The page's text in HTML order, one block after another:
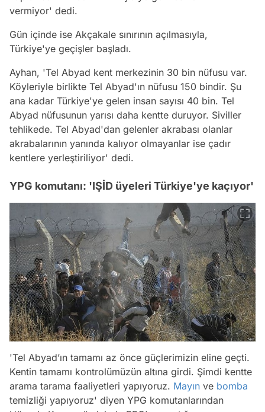
vermiyor' dedi.
Gün içinde ise Akçakale sınırının açılmasıyla,
Türkiye'ye geçişler başladı.
Ayhan, 'Tel Abyad kent merkezinin 30 bin nüfusu var.
Köyleriyle birlikte Tel Abyad'ın nüfusu 150 bindir. Şu
ana kadar Türkiye'ye gelen insan sayısı 40 bin. Tel
Abyad nüfusunun yarısı daha kentte duruyor. Siviller
tehlikede. Tel Abyad'dan gelenler akrabası olanlar
akrabalarının yanında kalıyor olmayanlar ise çadır
kentlere yerleştiriliyor' dedi.
YPG komutanı: 'IŞİD üyeleri Türkiye'ye kaçıyor'
'Tel Abyad’ın tamamı az önce güçlerimizin eline geçti.
Kentin tamamı kontrolümüzün altına girdi. Şimdi kentte
arama tarama faaliyetleri yapıyoruz. Mayın ve bomba
temizliği yapıyoruz' diyen YPG komutanlarından